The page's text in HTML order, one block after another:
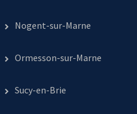
Nogent-sur-Marne
Ormesson-sur-Marne
Sucy-en-Brie